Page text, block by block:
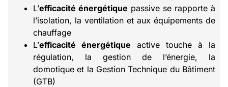
L’efficacité énergétique passive se rapporte à
l’isolation, la ventilation et aux équipements de
chauffage
L’efficacité énergétique active touche à la
régulation, la gestion de l’énergie, la
domotique et la Gestion Technique du Bâtiment
(GTB)